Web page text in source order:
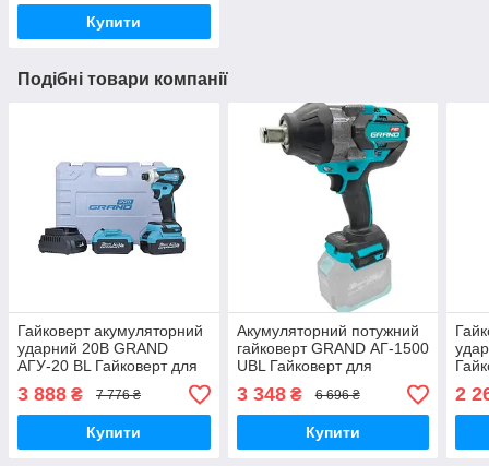
Купити
Подібні товари компанії
Гайковерт акумуляторний
ударний 20В GRAND
АГУ-20 BL Гайковерт для
авто 20В ( 2 АКБ ) TOOL
23
3 888 ₴ 7 776 ₴
Купити
Акумуляторний потужний
гайковерт GRAND АГ-1500
UBL Гайковерт для
шимантожу ( Без акб)
3 348₴ 6 696 ₴
Купити
2